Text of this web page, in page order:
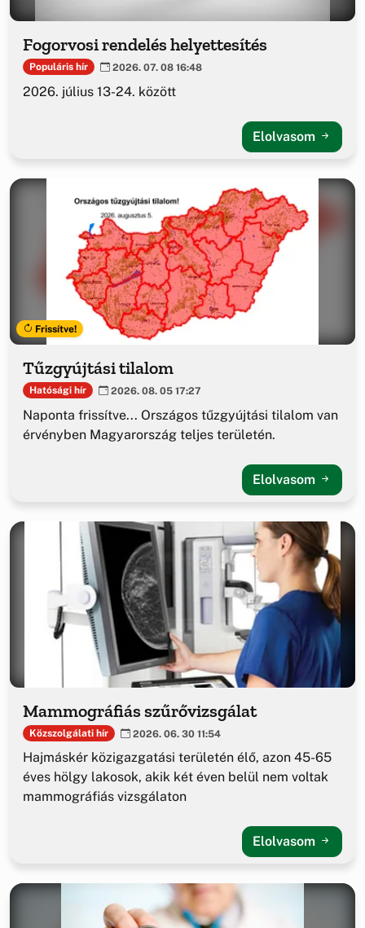
Fogorvosi rendelés helyettesítés
Populáris hír 2026. 07. 08 16:48
2026. július 13-24. között
Elolvasom
Frissítve!
Tűzgyújtási tilalom
Hatósági hír 2026. 08. 05 17:27
Naponta frissítve... Országos tűzgyújtási tilalom van
érvényben Magyarország teljes területén.
Elolvasom
Mammográfiás szűrővizsgálat
Közszolgálati hír 2026. 06. 30 11:54
Hajmáskér közigazgatási területén élő, azon 45-65
éves hölgy lakosok, akik két éven belül nem voltak
mammográfiás vizsgálaton
Elolvasom